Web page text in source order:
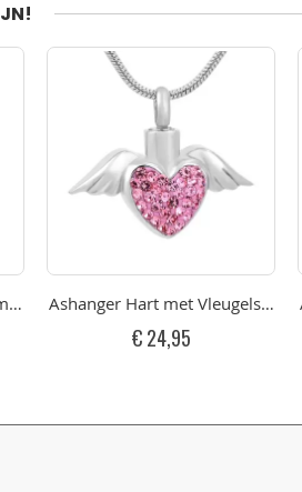
Roos RVS
Ashanger Hart met Vleugels Pink
€ 24,95